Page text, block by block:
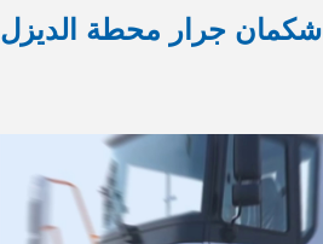
شكمان جرار محطة الديزل